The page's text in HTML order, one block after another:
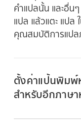
คำแปลนั้น และอื่น
แปล แล้วแตะ แปล
คุณสมบัติการแปล
ตั้งค่าแป้นพิมพ์
สำหรับอีกภาษา